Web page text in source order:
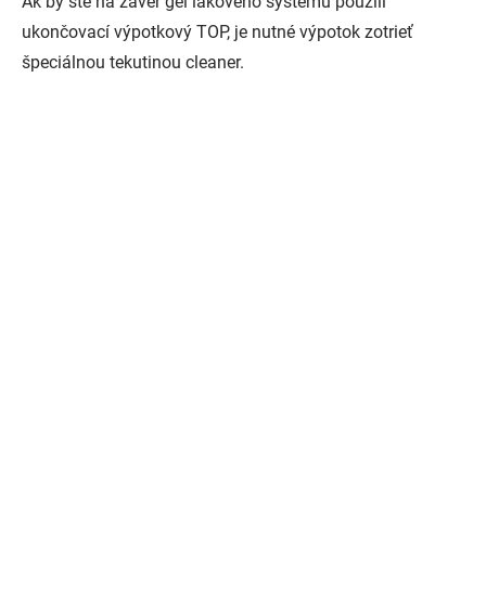
ukončovací výpotkový TOP, je nutné výpotok zotrieť
špeciálnou tekutinou cleaner.